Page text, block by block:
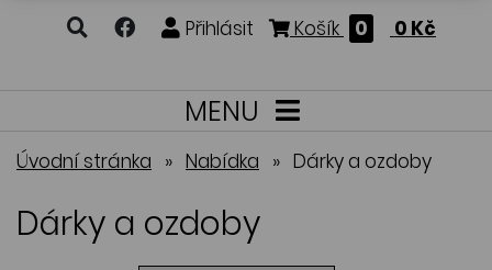
Přihlásit Košík 0 0 Kč
MENU
Úvodní stránka » Nabídka » Dárky a ozdoby
Dárky a ozdoby